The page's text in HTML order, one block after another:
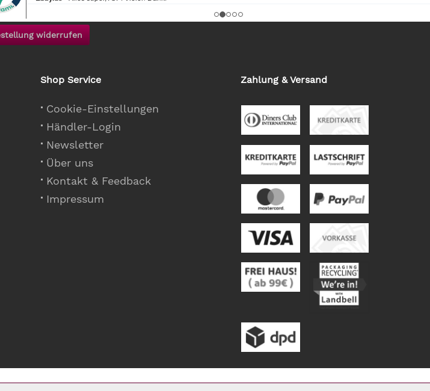
widerrufen
Shop Service
Cookie-Einstellungen
Händler-Login
Newsletter
Über uns
Kontakt & Feedback
Impressum
Zahlung & Versand